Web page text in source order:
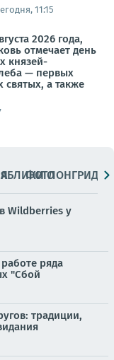
11:15
2026 года,
отмечает день
князей-
— первых
святых, а также
ФОТОЛОНГРИДЫ
Wildberries у
ряда
"Сбой
традиции,